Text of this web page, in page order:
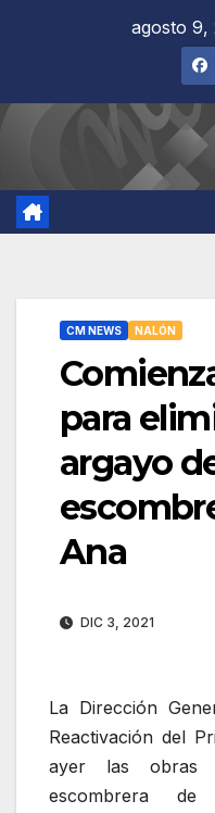
agosto 9,
CM NEWS NALÓN
para
argayo
Ana
DIC 3, 2021
La Dirección
Reactivación del
ayer las obras
escombrera